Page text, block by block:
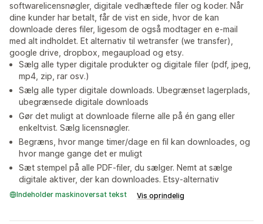
softwarelicensnøgler, digitale vedhæftede filer og koder. Når
dine kunder har betalt, får de vist en side, hvor de kan
downloade deres filer, ligesom de også modtager en e-mail
med alt indholdet. Et alternativ til wetransfer (we transfer),
google drive, dropbox, megaupload og etsy.
Sælg alle typer digitale produkter og digitale filer (pdf, jpeg,
mp4, zip, rar osv.)
Sælg alle typer digitale downloads. Ubegrænset lagerplads,
ubegrænsede digitale downloads
Gør det muligt at downloade filerne alle på én gang eller
enkeltvist. Sælg licensnøgler.
Begræns, hvor mange timer/dage en fil kan downloades, og
hvor mange gange det er muligt
Sæt stempel på alle PDF-filer, du sælger. Nemt at sælge
digitale aktiver, der kan downloades. Etsy-alternativ
Indeholder maskinoversat tekst Vis oprindelig